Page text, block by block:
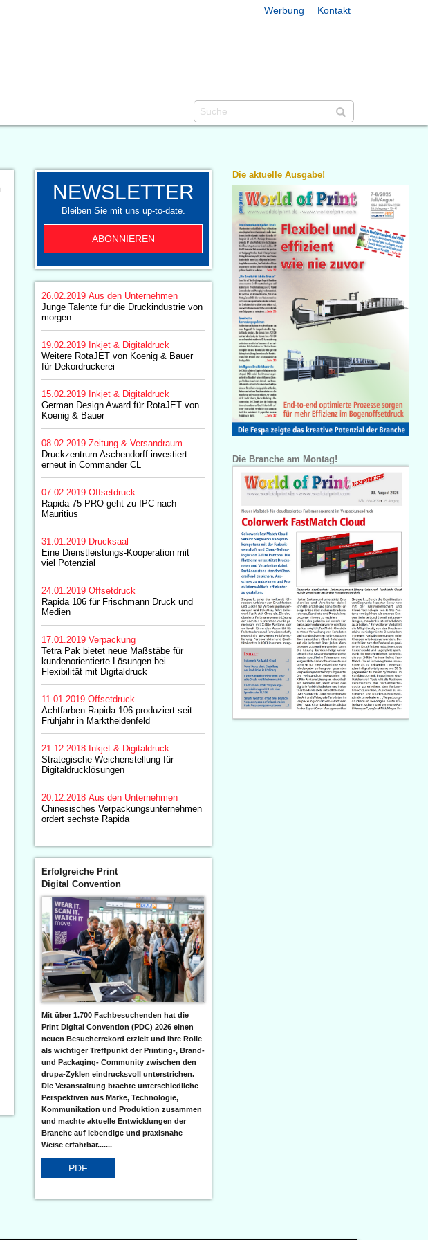
Werbung Kontakt
NEWSLETTER
Bleiben Sie mit uns up-to-date.
ABONNIEREN
26.02.2019 Aus den Unternehmen
Junge Talente für die Druckindustrie von
morgen
19.02.2019 Inkjet & Digitaldruck
Weitere RotaJET von Koenig & Bauer
für Dekordruckerei
15.02.2019 Inkjet & Digitaldruck
German Design Award für RotaJET von
Koenig & Bauer
08.02.2019 Zeitung & Versandraum
Druckzentrum Aschendorff investiert
erneut in Commander CL
07.02.2019 Offsetdruck
Rapida 75 PRO geht zu IPC nach
Mauritius
31.01.2019 Drucksaal
Eine Dienstleistungs-Kooperation mit
viel Potenzial
24.01.2019 Offsetdruck
Rapida 106 für Frischmann Druck und
Medien
17.01.2019 Verpackung
Tetra Pak bietet neue Maßstäbe für
kundenorientierte Lösungen bei
Flexibilität mit Digitaldruck
11.01.2019 Offsetdruck
Achtfarben-Rapida 106 produziert seit
Frühjahr in Marktheidenfeld
21.12.2018 Inkjet & Digitaldruck
Strategische Weichenstellung für
Digitaldrucklösungen
20.12.2018 Aus den Unternehmen
Chinesisches Verpackungsunternehmen
ordert sechste Rapida
Erfolgreiche Print
Digital Convention
Mit über 1.700 Fachbesuchenden hat die
Print Digital Convention (PDC) 2026 einen
neuen Besucherrekord erzielt und ihre Rolle
als wichtiger Treffpunkt der Printing-, Brand-
und Packaging- Community zwischen den
drupa-Zyklen eindrucksvoll unterstrichen.
Die Veranstaltung brachte unterschiedliche
Perspektiven aus Marke, Technologie,
Kommunikation und Produktion zusammen
und machte aktuelle Entwicklungen der
Branche auf lebendige und praxisnahe
Weise erfahrbar.......
PDF
Die aktuelle Ausgabe!
Die Branche am Montag!